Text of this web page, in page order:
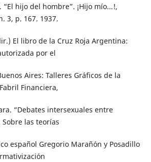
“El hijo del hombre”. ¡Hijo mío...!,
3, p. 167. 1937.
El libro de la Cruz Roja Argentina:
por el
Aires: Talleres Gráficos de la
Financiera,
“Debates intersexuales entre
Sobre las teorías
español Gregorio Marañón y Posadillo